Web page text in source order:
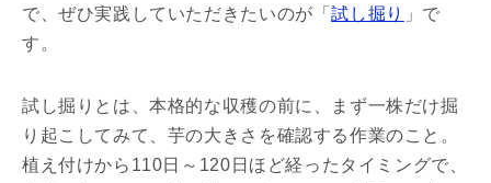
で、ぜひ実践していただきたいのが「試し掘り
」で
す。
試し掘りとは、本格的な収穫の前に、まず一株だけ掘
り起こしてみて、芋の大きさを確認する作業のこと。
植え付けから110日～120日ほど経ったタイミングで、